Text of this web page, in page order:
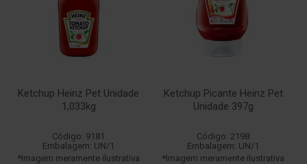
Ketchup Heinz Pet Unidade
1,033kg
Código: 9181
Embalagem: UN/1
*Imagem meramente ilustrativa
Ketchup Picante Heinz Pet
Unidade 397g
Código: 2198
Embalagem: UN/1
*Imagem meramente ilustrativa